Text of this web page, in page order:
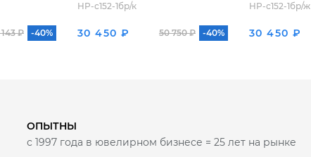
143 ₽ -40%
HP-с152-1бр/к
30 450 ₽ 50 750 ₽ -40%
HP-с152-1бр/ж
30 450 ₽
ОПЫТНЫ
с 1997 года в ювелирном бизнесе = 25 лет на рынке